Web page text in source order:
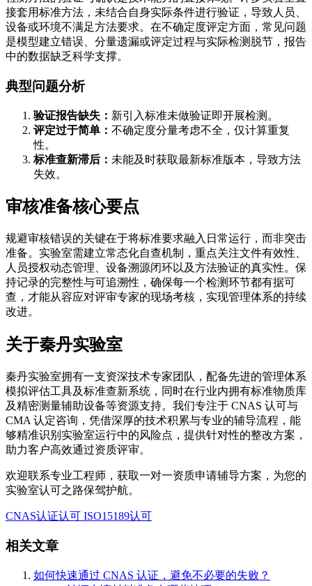
接套用标准方法，未结合自身实际条件进行验证，导致人员、
设备或环境不满足方法要求。在不确定度评定方面，常见问题
是模型建立错误、分量遗漏或评定过程与实际检测脱节，报告
中的数据缺乏科学支撑。
典型问题分析
验证报告缺失： 新引入标准未做验证即开展检测。
评定过于简单： 不确定度分量考虑不全，仅计算重复
性。
标准查新滞后： 未能及时获取最新标准版本，导致方法
失效。
审核准备核心要点
规避审核错误的关键在于将标准要求融入日常运行，而非突击
准备。实验室需建立常态化自查机制，重点关注文件有效性、
人员授权动态管理、设备溯源闭环以及方法验证的真实性。保
持记录的完整性与可追溯性，确保每一个检测环节都有据可
查，才能从容应对评审专家的现场考核，实现管理体系的持续
改进。
关于秦丹实验室
秦丹实验室拥有一支资深技术专家团队，配备先进的管理体系
模拟评估工具及标准查新系统，同时在行业内拥有标准物质库
及精密测量辅助设备等资源支持。我们专注于 CNAS 认可与
CMA 认定咨询，凭借深厚的技术积累与专业的辅导流程，能
够精准识别实验室运行中的风险点，提供针对性的整改方案，
助力客户高效通过资质评审。
欢迎联系专业工程师，获取一对一资质申请辅导方案，为您的
实验室认可之路保驾护航。
CNAS认证认可 ISO15189认可
相关文章
如何快速通过 CNAS 认证，避免不必要的失败？